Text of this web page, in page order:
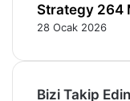
Strategy 264
28 Ocak 2026
Bizi Takip Edin